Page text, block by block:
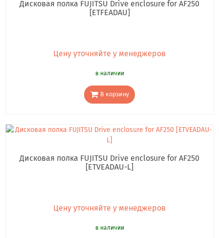
Дисковая полка FUJITSU Drive enclosure for AF250
[ETFEADAU]
Цену уточняйте у менеджеров
в наличии
В корзину
Дисковая полка FUJITSU Drive enclosure for AF250
[ETVEADAU-L]
Цену уточняйте у менеджеров
в наличии